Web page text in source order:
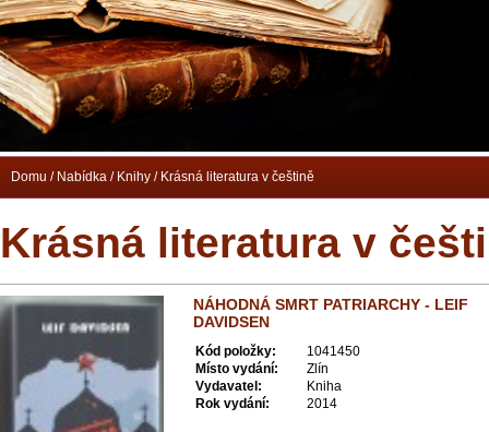
Krásná literatura v
NÁHODNÁ SMRT PATRIARCHY - LEIF
DAVIDSEN
Kód položky:
1041450
Místo vydání:
Zlín
Vydavatel:
Kniha
Rok vydání:
2014
Domu / Nabídka / Knihy / Krásná literatura v češtině